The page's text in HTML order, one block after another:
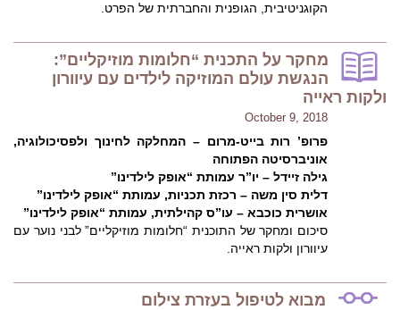
הקוגניטיבית, הגופנית והחברתית של הפרט.
מחקר על התכנית “חלומות מוזיקליים”:
הנגשת עולם המוזיקה לילדים עם עיוורון
ולקות ראייה
October 9, 2018
פרופ’ רות בייט-מרום – המחלקה לחינוך ולפסיכולוגיה,
אוניברסיטה הפתוחה
גילה זיידל – יו”ר עמותת “אופק לילדינו”
דלית סין משה – רכזת תכניות, עמותת “אופק לילדינו”
אושרית כוכבא – עו”ס קהילתית, עמותת “אופק לילדינו”
סיכום ומחקר של התוכנית “חלומות מוזיקליים” לבני נוער עם
עיוורון ולקות ראייה.
מבוא לטיפול בעזרת צילום